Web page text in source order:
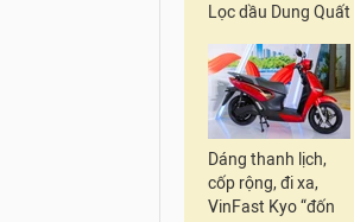
Lọc dầu Dung Quất
Dáng thanh lịch,
cốp rộng, đi xa,
VinFast Kyo “đốn